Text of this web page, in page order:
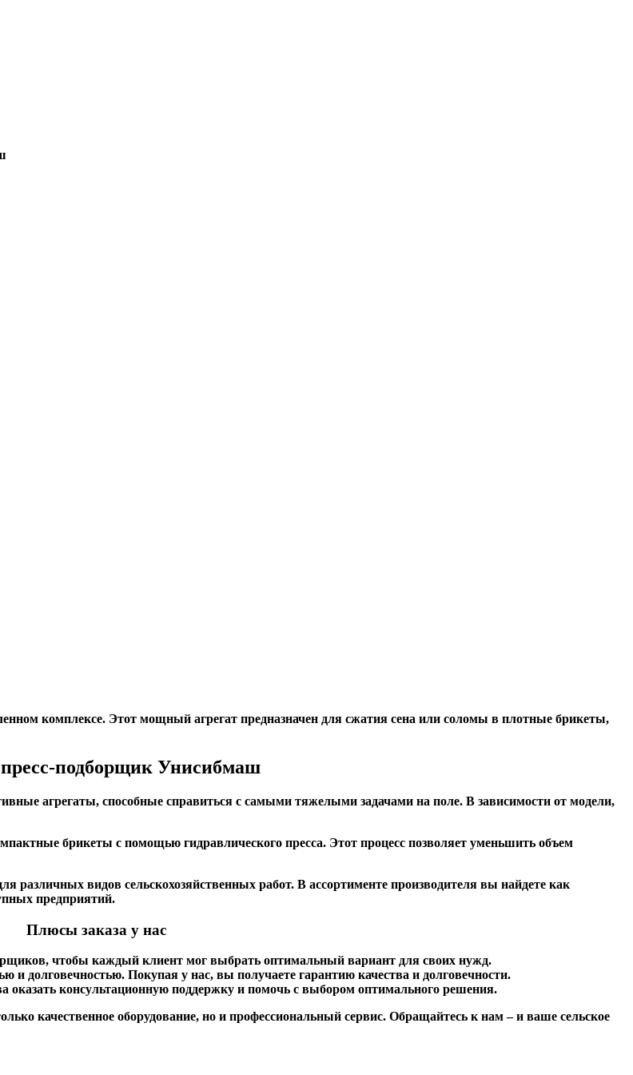
комплексе. Этот мощный агрегат предназначен для сжатия сена или соломы в плотные брикеты,
подборщик Унисибмаш
агрегаты, способные справиться с самыми тяжелыми задачами на поле. В зависимости от модели,
брикеты с помощью гидравлического пресса. Этот процесс позволяет уменьшить объем
видов сельскохозяйственных работ. В ассортименте производителя вы найдете как
предприятий.
Плюсы заказа у нас
чтобы каждый клиент мог выбрать оптимальный вариант для своих нужд.
долговечностью. Покупая у нас, вы получаете гарантию качества и долговечности.
оказать консультационную поддержку и помочь с выбором оптимального решения.
качественное оборудование, но и профессиональный сервис. Обращайтесь к нам – и ваше сельское